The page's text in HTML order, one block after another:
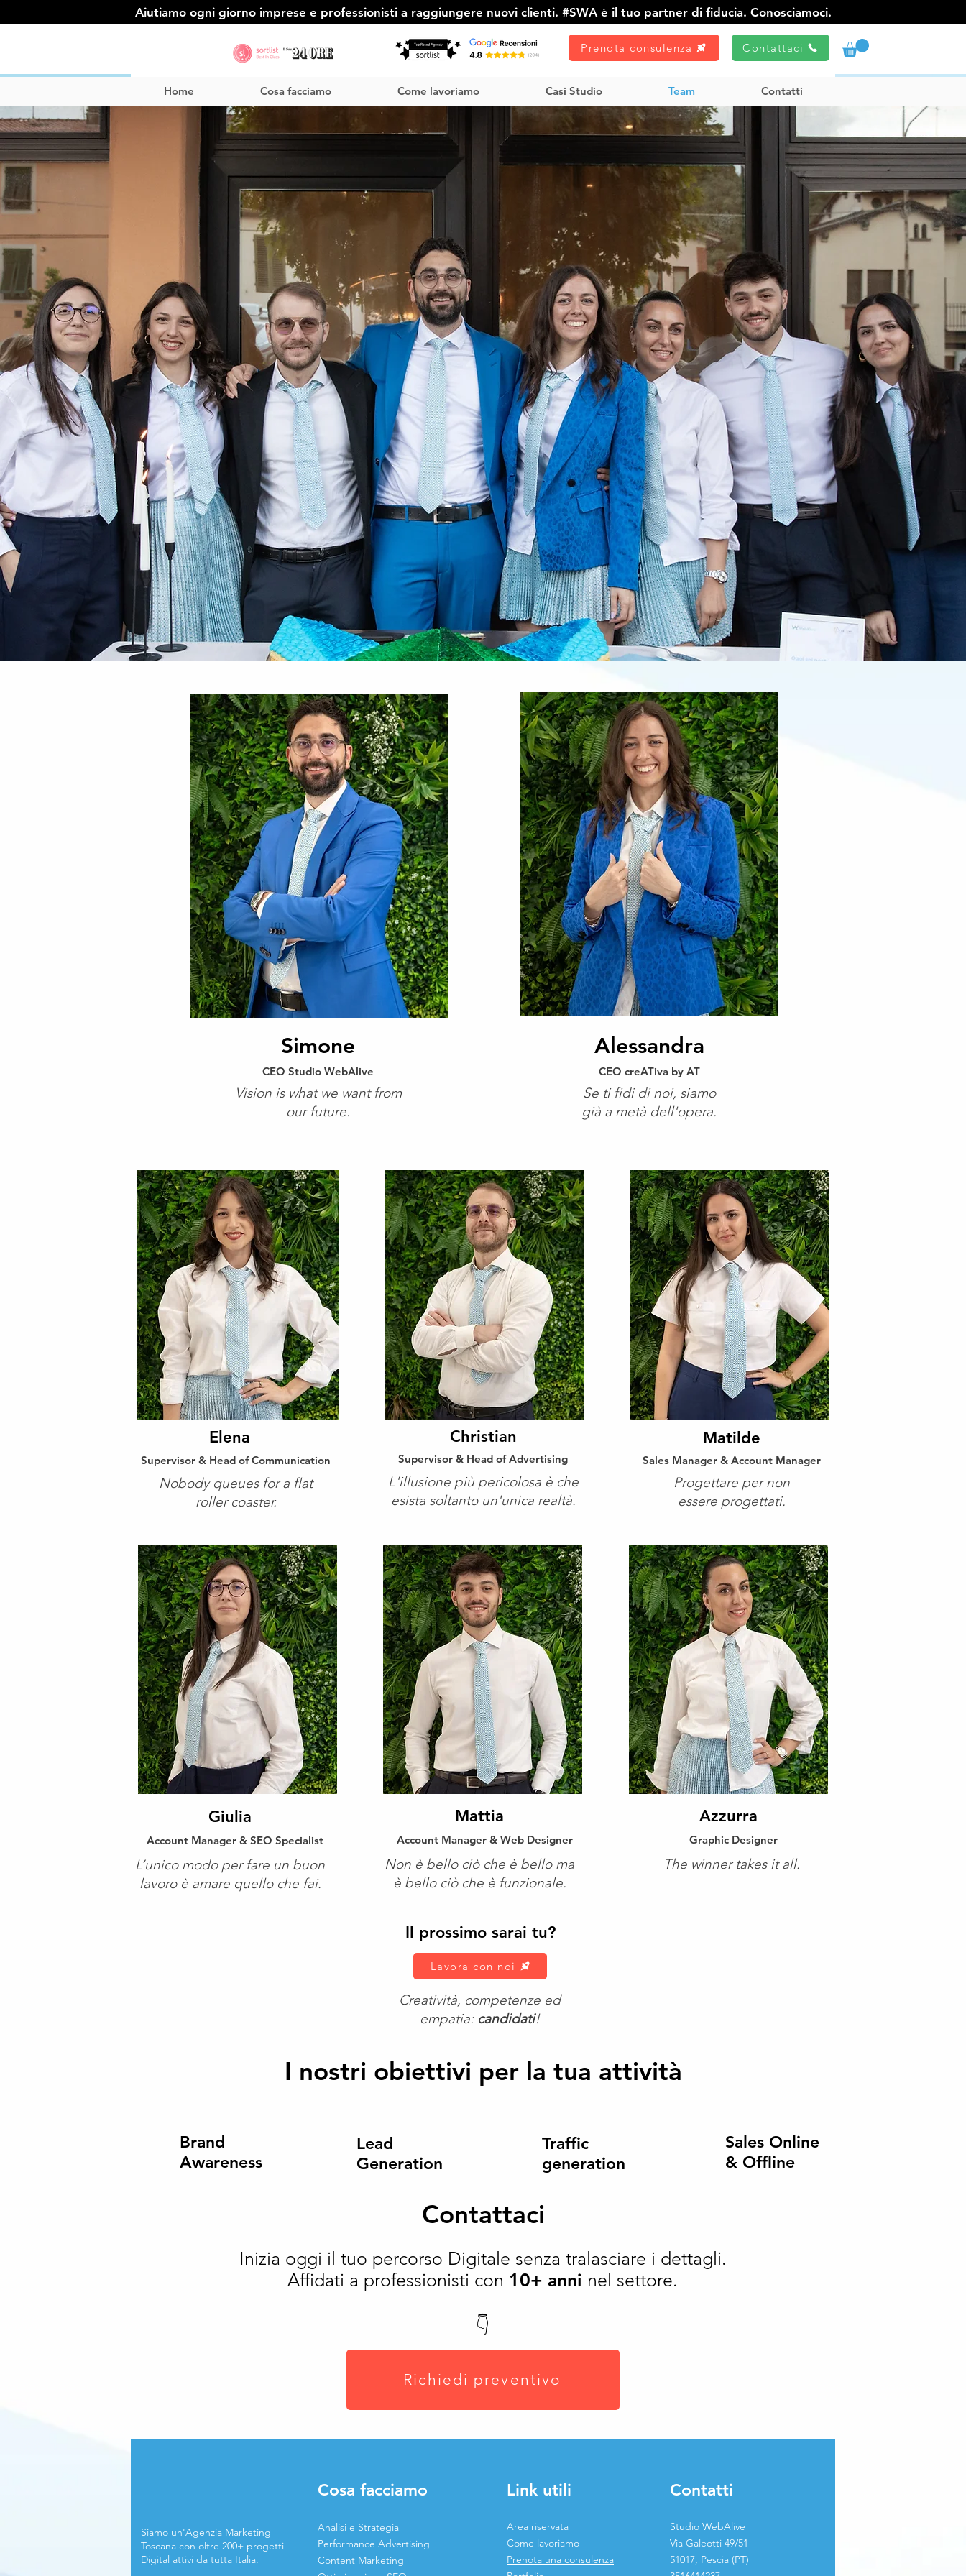
Aiutiamo ogni giorno imprese e professionisti a raggiungere nuovi clienti. #SWA è il tuo partner di fiducia. Conosciamoci.
Prenota consulenza Contattaci
Home Cosa facciamo Come lavoriamo Casi Studio Team Contatti
Simone
CEO Studio WebAlive
Vision is what we want from
our future.
Alessandra
CEO creATiva by AT
Se ti fidi di noi, siamo
già a metà dell'opera.
Elena
Supervisor & Head of Communication
Nobody queues for a flat
roller coaster.
Giulia
Account Manager & SEO Specialist
L’unico modo per fare un buon
lavoro è amare quello che fai.
Christian
Supervisor & Head of Advertising
L'illusione più pericolosa è che
esista soltanto un'unica realtà.
Mattia
Account Manager & Web Designer
Non è bello ciò che è bello ma
è bello ciò che è funzionale.
Matilde
Sales Manager & Account Manager
Progettare per non
essere progettati.
Azzurra
Graphic Designer
The winner takes it all.
Il prossimo sarai tu?
Lavora con noi
Creatività, competenze ed
empatia: candidati!
I nostri obiettivi per la tua attività
Brand
Awareness
Lead
Generation
Traffic
generation
Sales Online
& Offline
Contattaci
Inizia oggi il tuo percorso Digitale senza tralasciare i dettagli.
Affidati a professionisti con 10+ anni nel settore.
👇
Richiedi preventivo
Siamo un'Agenzia Marketing
Toscana con oltre 200+ progetti
Digital attivi da tutta Italia.
Cosa facciamo
Analisi e Strategia
Performance Advertising
Content Marketing
Link utili
Area riservata
Come lavoriamo
Prenota una consulenza
Contatti
Studio WebAlive
Via Galeotti 49/51
51017, Pescia (PT)